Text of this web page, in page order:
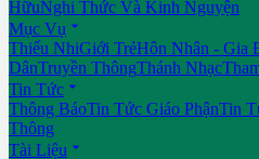
HữuNghi Thức Và Kinh Nguyện
Mục Vụ 
Thiếu NhiGiới TrẻHôn Nhân - Gia
DânTruyền ThôngThánh Nhạc
Tin Tức 
Thông BáoTin Tức Giáo PhậnTin
Thông
Tài Liệu 